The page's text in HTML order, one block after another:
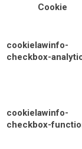
Cookie
cookielawinfo-
checkbox-
cookielawinfo-
checkbox-